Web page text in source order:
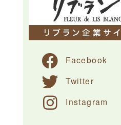
Facebook
Twitter
Instagram